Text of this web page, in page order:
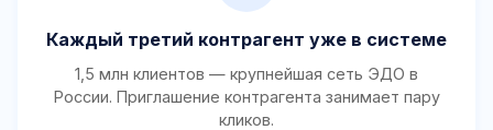
Каждый третий контрагент уже в системе
1,5 млн клиентов — крупнейшая сеть ЭДО в
России. Приглашение контрагента занимает пару
кликов.